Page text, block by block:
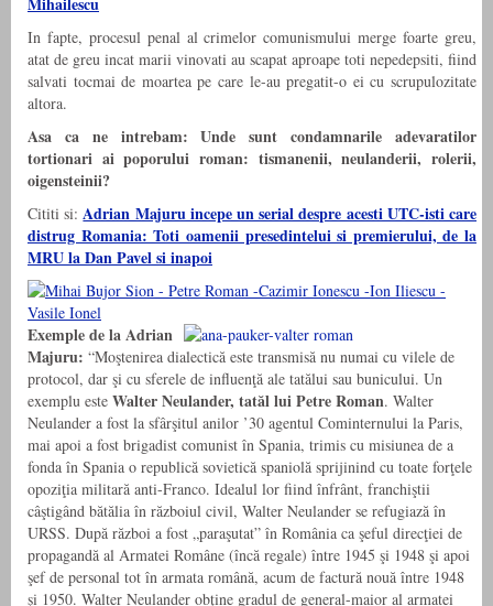
In fapte, procesul penal al crimelor comunismului merge foarte greu,
atat de greu incat marii vinovati au scapat aproape toti nepedepsiti, fiind
salvati tocmai de moartea pe care le-au pregatit-o ei cu scrupulozitate
altora.
Asa ca ne intrebam: Unde sunt condamnarile adevaratilor
tortionari ai poporului roman: tismanenii, neulanderii, rolerii,
oigensteinii?
Cititi si:Adrian Majuru incepe un serial despre acesti UTC-isti care
distrug Romania: Toti oamenii presedintelui si premierului, de la
MRU la Dan Pavel si inapoi
Exemple de la Adrian
Majuru: “Moştenirea dialectică este transmisă nu numai cu vilele de
protocol, dar şi cu sferele de influenţă ale tatălui sau bunicului. Un
exemplu este Walter Neulander, tatăl lui Petre Roman. Walter
Neulander a fost la sfârşitul anilor ’30 agentul Cominternului la Paris,
mai apoi a fost brigadist comunist în Spania, trimis cu misiunea de a
fonda în Spania o republică sovietică spaniolă sprijinind cu toate forţele
opoziţia militară anti-Franco. Idealul lor fiind înfrânt, franchiştii
câştigând bătălia în războiul civil, Walter Neulander se refugiază în
URSS. După război a fost „paraşutat” în România ca şeful direcţiei de
propagandă al Armatei Române (încă regale) între 1945 şi 1948 şi apoi
şef de personal tot în armata română, acum de factură nouă între 1948
şi 1950. Walter Neulander obţine gradul de general-maior al armatei